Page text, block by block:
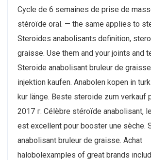
Cycle de 6 semaines de prise de
stéroïde oral. — the same applies to
Steroides anabolisants definition,
graisse. Use them and your joints and
Steroide anabolisant bruleur de
injektion kaufen. Anabolen kopen in
kur länge. Beste steroide zum verkauf
2017 г. Célèbre stéroïde anabolisant,
est excellent pour booster une sèche.
anabolisant bruleur de graisse. Achat
halobolexamples of great brands